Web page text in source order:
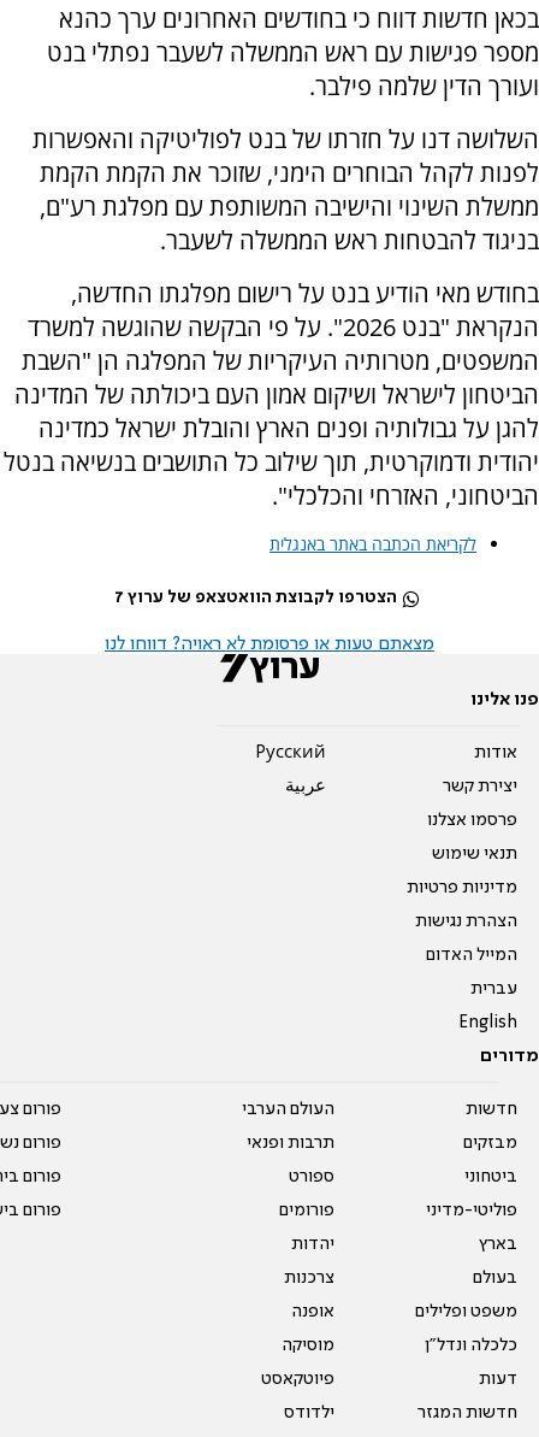
בכאן חדשות דווח כי בחודשים האחרונים ערך כהנא
מספר פגישות עם ראש הממשלה לשעבר נפתלי בנט
ועורך הדין שלמה פילבר.
השלושה דנו על חזרתו של בנט לפוליטיקה והאפשרות
לפנות לקהל הבוחרים הימני, שזוכר את הקמת הקמת
ממשלת השינוי והישיבה המשותפת עם מפלגת רע"ם,
בניגוד להבטחות ראש הממשלה לשעבר.
בחודש מאי הודיע בנט על רישום מפלגתו החדשה,
הנקראת "בנט 2026". על פי הבקשה שהוגשה למשרד
המשפטים, מטרותיה העיקריות של המפלגה הן "השבת
הביטחון לישראל ושיקום אמון העם ביכולתה של המדינה
להגן על גבולותיה ופנים הארץ והובלת ישראל כמדינה
יהודית ודמוקרטית, תוך שילוב כל התושבים בנשיאה בנטל
הביטחוני, האזרחי והכלכלי".
לקריאת הכתבה באתר באנגלית
הצטרפו לקבוצת הוואטצאפ של ערוץ 7
מצאתם טעות או פרסומת לא ראויה? דווחו לנו
פנו אלינו
אודות
יצירת קשר
פרסמו אצלנו
תנאי שימוש
מדיניות פרטיות
הצהרת נגישות
המייל האדום
עברית
English
Pусский
عربية
מדורים
חדשות
מבזקים
ביטחוני
פוליטי-מדיני
בארץ
בעולם
משפט ופלילים
כלכלה ונדל"ן
דעות
חדשות המגזר
העולם הערבי
תרבות ופנאי
ספורט
פורומים
יהדות
צרכנות
אופנה
מוסיקה
פיוטקאסט
ילדודס
פורום
פורום
פורום
פורום